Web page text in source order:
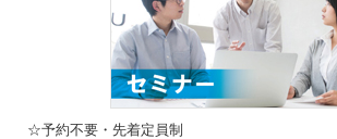
☆予約不要・先着定員制